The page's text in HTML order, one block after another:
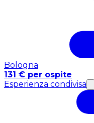
Bologna
131 € per ospite
Esperienza condivisa